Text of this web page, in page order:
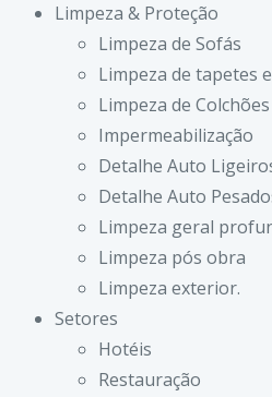
Limpeza & Proteção
Limpeza de Sofás
Limpeza de tapetes
Limpeza de Colchões
Impermeabilização
Detalhe Auto
Detalhe Auto
Limpeza geral
Limpeza pós obra
Limpeza exterior.
Setores
Hotéis
Restauração